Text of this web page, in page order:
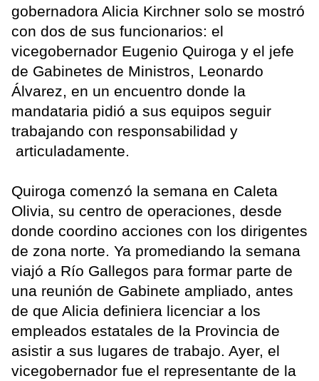
gobernadora Alicia Kirchner solo se mostró
con dos de sus funcionarios: el
vicegobernador Eugenio Quiroga y el jefe
de Gabinetes de Ministros, Leonardo
Álvarez, en un encuentro donde la
mandataria pidió a sus equipos seguir
trabajando con responsabilidad y
articuladamente.
Quiroga comenzó la semana en Caleta
Olivia, su centro de operaciones, desde
donde coordino acciones con los dirigentes
de zona norte. Ya promediando la semana
viajó a Río Gallegos para formar parte de
una reunión de Gabinete ampliado, antes
de que Alicia definiera licenciar a los
empleados estatales de la Provincia de
asistir a sus lugares de trabajo. Ayer, el
vicegobernador fue el representante de la